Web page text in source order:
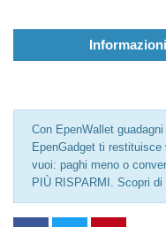
Con EpenWallet
EpenGadget ti
vuoi: paghi meno o
PIÙ RISPARMI. Scopri